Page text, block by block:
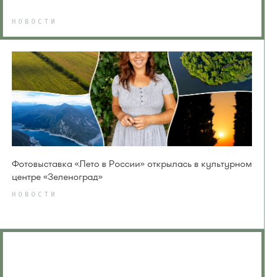
НОВОСТИ
Фотовыставка «Лето в России» открылась в культурном
центре «Зеленоград»
НОВОСТИ